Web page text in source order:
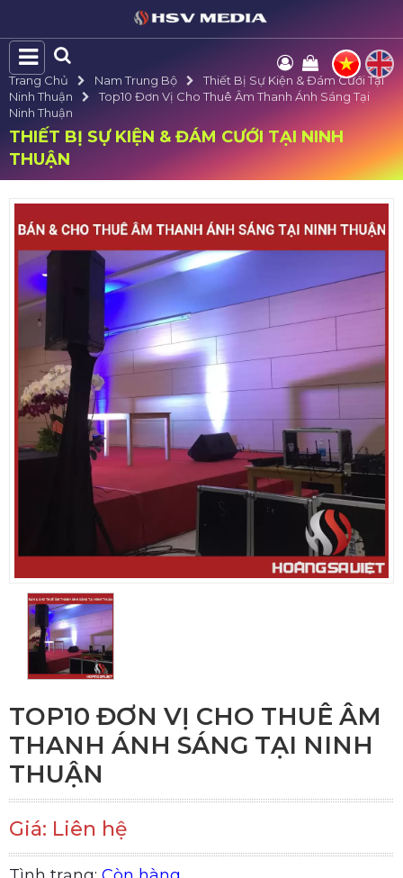
Trang Chủ Nam Trung Bộ
Thiết Bị Sự Kiện & Đám Cưới Tại
Ninh Thuận
Top10 Đơn Vị Cho Thuê Âm Thanh Ánh Sáng Tại
Ninh Thuận
THIẾT BỊ SỰ KIỆN & ĐÁM CƯỚI TẠI NINH
THUẬN
TOP10 ĐƠN VỊ CHO THUÊ ÂM
THANH ÁNH SÁNG TẠI NINH
THUẬN
Giá: Liên hệ